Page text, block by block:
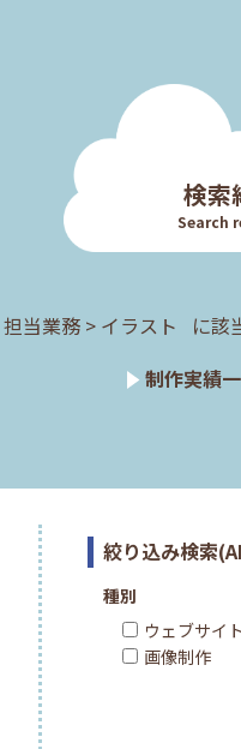
検索
Search
当業務 > イラスト に該
制作実績
絞り込み検索
種別
ウェブサイト
画像制作